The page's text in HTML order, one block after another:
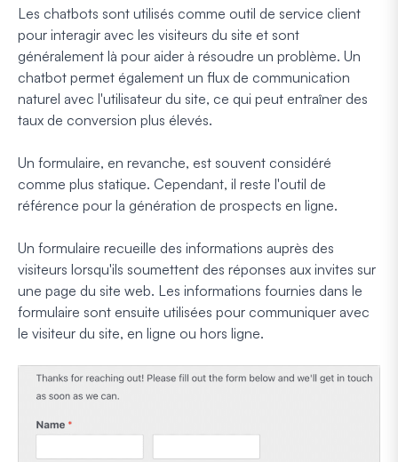
Les chatbots sont utilisés comme outil de service client
pour interagir avec les visiteurs du site et sont
généralement là pour aider à résoudre un problème. Un
chatbot permet également un flux de communication
naturel avec l'utilisateur du site, ce qui peut entraîner des
taux de conversion plus élevés.
Un formulaire, en revanche, est souvent considéré
comme plus statique. Cependant, il reste l'outil de
référence pour la génération de prospects en ligne.
Un formulaire recueille des informations auprès des
visiteurs lorsqu'ils soumettent des réponses aux invites sur
une page du site web. Les informations fournies dans le
formulaire sont ensuite utilisées pour communiquer avec
le visiteur du site, en ligne ou hors ligne.